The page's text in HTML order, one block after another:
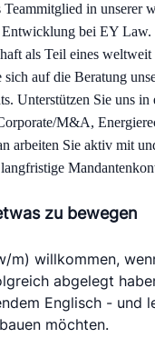
in unserer
bei EY
als Teil eines
auf die Beratung
Unterstützen Sie uns
M&A,
arbeiten Sie aktiv mit
zu bewegen
m) willkommen,
abgelegt
Englisch - und
möchten.